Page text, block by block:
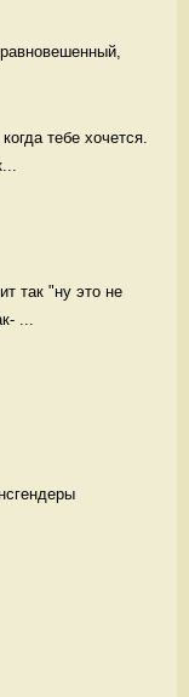
тебе хочется.
так "ну это не
...